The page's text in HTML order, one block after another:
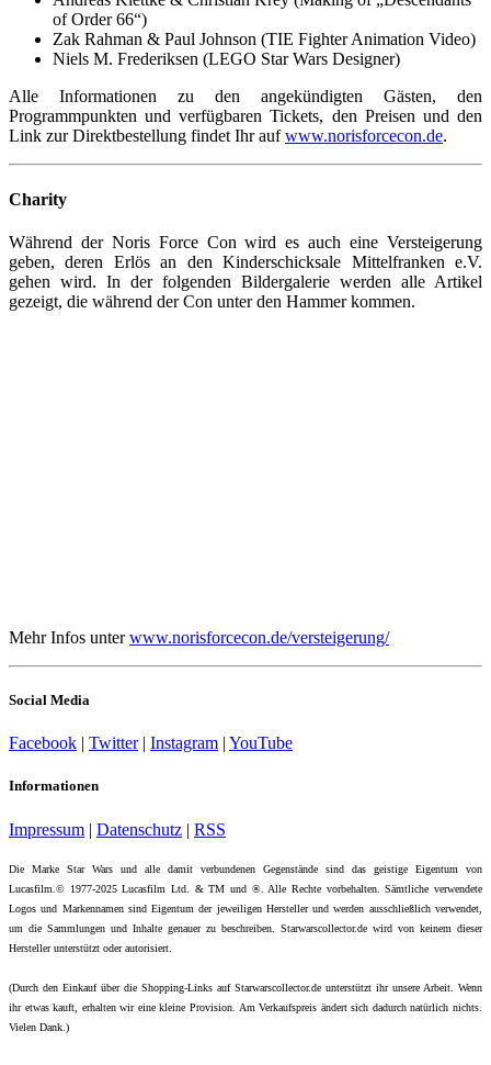
of Order 66“)
Zak Rahman & Paul Johnson (TIE Fighter Animation Video)
Niels M. Frederiksen (LEGO Star Wars Designer)
Alle Informationen zu den angekündigten Gästen, den
Programmpunkten und verfügbaren Tickets, den Preisen und den
Link zur Direktbestellung findet Ihr aufwww.norisforcecon.de.
Charity
Während der Noris Force Con wird es auch eine Versteigerung
geben, deren Erlös an den Kinderschicksale Mittelfranken e.V.
gehen wird. In der folgenden Bildergalerie werden alle Artikel
gezeigt, die während der Con unter den Hammer kommen.
Mehr Infos unterwww.norisforcecon.de/versteigerung/
Social Media
Facebook | Twitter| Instagram | YouTube
Informationen
Impressum | Datenschutz | RSS
Die Marke Star Wars und alle damit verbundenen Gegenstände sind das geistige Eigentum von
Lucasfilm.© 1977-2025 Lucasfilm Ltd. & TM und ®. Alle Rechte vorbehalten. Sämtliche verwendete
Logos und Markennamen sind Eigentum der jeweiligen Hersteller und werden ausschließlich verwendet,
um die Sammlungen und Inhalte genauer zu beschreiben. Starwarscollector.de wird von keinem dieser
Hersteller unterstützt oder autorisiert.
(Durch den Einkauf über die Shopping-Links auf Starwarscollector.de unterstützt ihr unsere Arbeit. Wenn
ihr etwas kauft, erhalten wir eine kleine Provision. Am Verkaufspreis ändert sich dadurch natürlich nichts.
Vielen Dank.)